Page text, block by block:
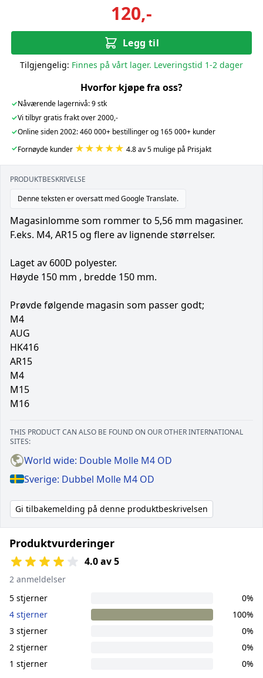
120,-
Legg til
Tilgjengelig: Finnes på vårt lager. Leveringstid 1-2 dager
Hvorfor kjøpe fra oss?
✓Nåværende lagernivå: 9 stk
✓Vi tilbyr gratis frakt over 2000,-
✓Online siden 2002: 460 000+ bestillinger og 165 000+ kunder
✓Fornøyde kunder ★★★★★ 4.8 av 5 mulige på Prisjakt
PRODUKTBESKRIVELSE
Denne teksten er oversatt med Google Translate.
Magasinlomme som rommer to 5,56 mm magasiner.
F.eks. M4, AR15 og flere av lignende størrelser.
Laget av 600D polyester.
Høyde 150 mm , bredde 150 mm.
Prøvde følgende magasin som passer godt;
M4
AUG
HK416
AR15
M4
M15
M16
THIS PRODUCT CAN ALSO BE FOUND ON OUR OTHER INTERNATIONAL
SITES:
World wide: Double Molle M4 OD
Sverige: Dubbel Molle M4 OD
Gi tilbakemelding på denne produktbeskrivelsen
Produktvurderinger
4.0 av 5
2 anmeldelser
5 stjerner
0%
4 stjerner
100%
3 stjerner
0%
2 stjerner
0%
1 stjerner
0%